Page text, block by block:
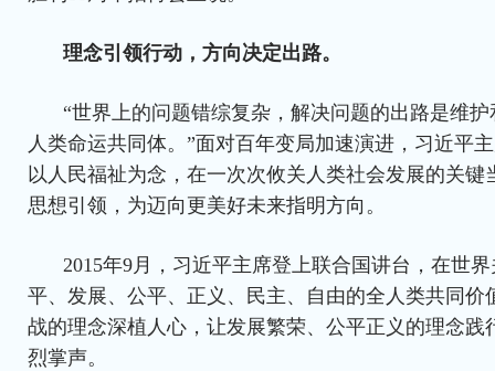
理念引领行动，方向决定出路。
“世界上的问题错综复杂，解决问题的出路是维
人类命运共同体。”面对百年变局加速演进，习近平
以人民福祉为念，在一次次攸关人类社会发展的关
思想引领，为迈向更美好未来指明方向。
2015年9月，习近平主席登上联合国讲台，在世
平、发展、公平、正义、民主、自由的全人类共同价
战的理念深植人心，让发展繁荣、公平正义的理念践
烈掌声。